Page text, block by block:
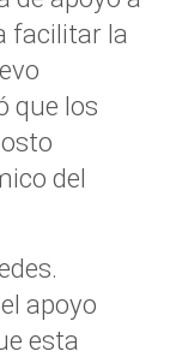
facilitar la
que los
del
apoyo
esta